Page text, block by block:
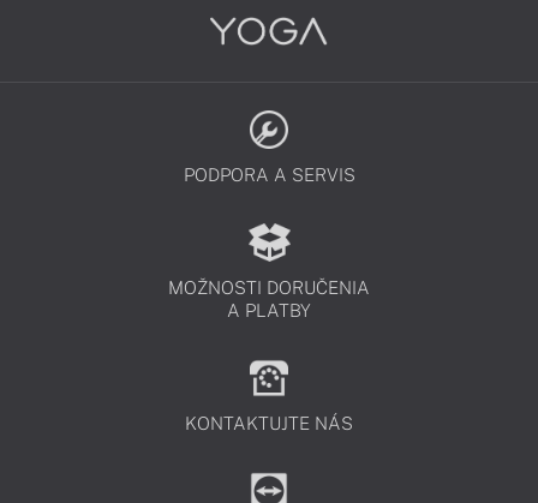
PODPORA A SERVIS
MOŽNOSTI DORUČENIA
A PLATBY
KONTAKTUJTE NÁS